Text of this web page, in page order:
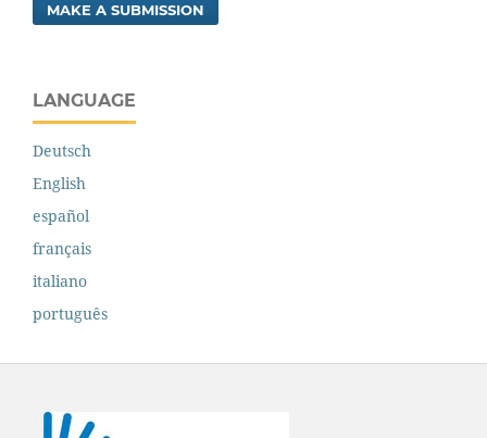
MAKE A SUBMISSION
LANGUAGE
Deutsch
English
español
français
italiano
português